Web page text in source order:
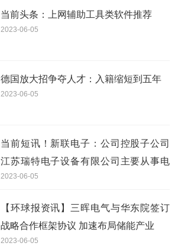
当前头条：上网辅助工具类软件推荐
2023-06-05
德国放大招争夺人才：入籍缩短到五年
2023-06-05
当前短讯！新联电子：公司控股子公司
江苏瑞特电子设备有限公司主要从事电
力柜业务
2023-06-05
【环球报资讯】三晖电气与华东院签订
战略合作框架协议 加速布局储能产业
2023-06-05